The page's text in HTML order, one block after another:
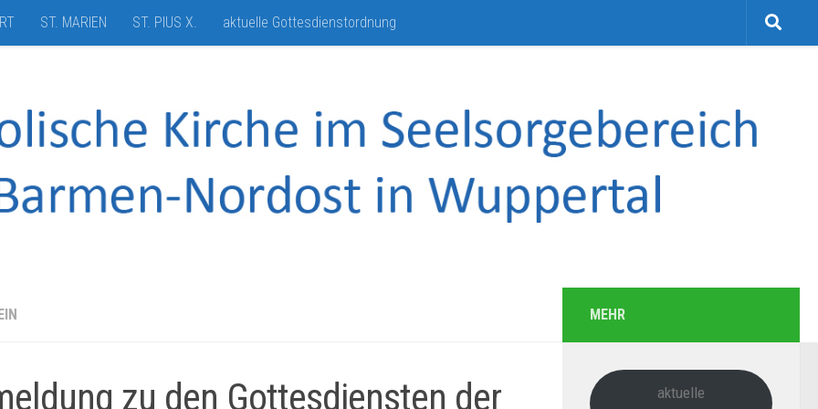
ST. MARIEN ST. PIUS X. aktuelle Gottesdienstordnung
zu den Gottesdiensten der
MEHR
aktuelle